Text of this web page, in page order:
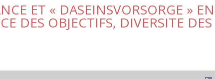
ET « DASEINSVORSORGE » EN
DES OBJECTIFS, DIVERSITE DES